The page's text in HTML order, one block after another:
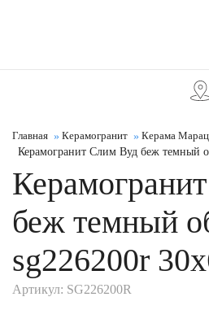
Главная Керамогранит Керама
Керамогранит Слим Вуд беж темный
беж темный
sg226200r
Артикул: SG226200R